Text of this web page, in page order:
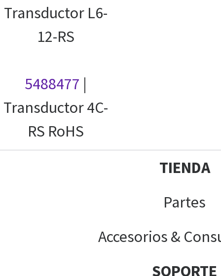
Transductor L6-
12-RS
5488477 |
Transductor 4C-
RS RoHS
TIENDA
Partes
Accesorios &
SOPORTE